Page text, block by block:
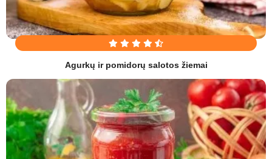
Agurkų ir pomidorų salotos žiemai